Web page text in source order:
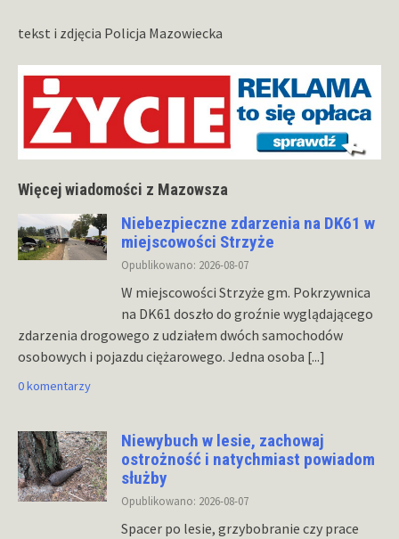
tekst i zdjęcia Policja Mazowiecka
Więcej wiadomości z Mazowsza
Niebezpieczne zdarzenia na DK61 w
miejscowości Strzyże
Opublikowano: 2026-08-07
W miejscowości Strzyże gm. Pokrzywnica
na DK61 doszło do groźnie wyglądającego
zdarzenia drogowego z udziałem dwóch samochodów
osobowych i pojazdu ciężarowego. Jedna osoba [...]
0 komentarzy
Niewybuch w lesie, zachowaj
ostrożność i natychmiast powiadom
służby
Opublikowano: 2026-08-07
Spacer po lesie, grzybobranie czy prace